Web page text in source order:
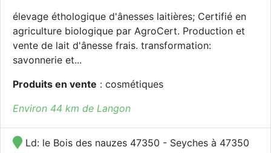
élevage éthologique d'ânesses laitières; Certifié en
agriculture biologique par AgroCert. Production et
vente de lait d'ânesse frais. transformation:
savonnerie et...
Produits en vente : cosmétiques
Environ 44 km de Langon
Ld: le Bois des nauzes 47350 - Seyches à 47350